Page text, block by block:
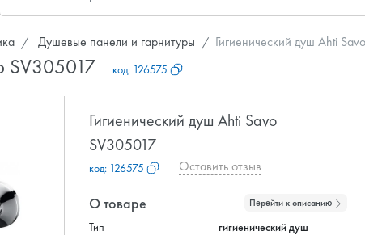
Душевые панели и гарнитуры Гигиенический душ Ahti
SV305017 код: 126575
Гигиенический душ Ahti Savo
SV305017
код: 126575 Оставить отзыв
О товаре Перейти к описанию
Тип
гигиенический душ